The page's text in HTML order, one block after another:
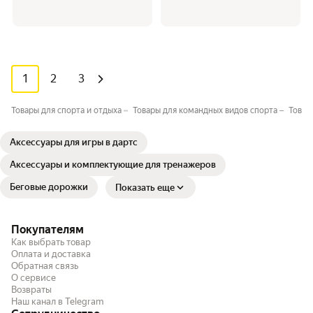
1 2 3
Товары для спорта и отдыха Товары для командных видов спорта
Аксессуары для игры в дартс
Аксессуары и комплектующие для тренажеров
Беговые дорожки Показать еще
Покупателям
Как выбрать товар
Оплата и доставка
Обратная связь
О сервисе
Возвраты
Наш канал в Telegram